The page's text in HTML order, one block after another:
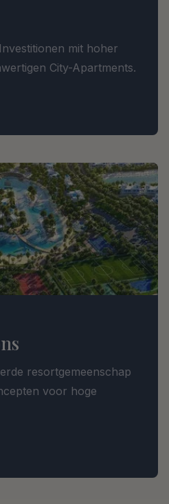
mit hoher
City-Apartments.
resortgemeenschap
voor hoge